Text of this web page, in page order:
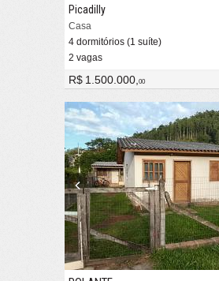
Picadilly
Casa
4 dormitórios (1 suíte)
2 vagas
R$ 1.500.000, 00